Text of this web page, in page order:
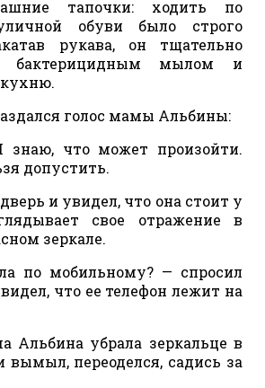
тапочки: ходить по
обуви было строго
рукава, он тщательно
мылом и
голос мамы Альбины:
знаю, что может произойти.
допустить.
и увидел, что она стоит у
свое отражение в
зеркале.
по мобильному? — спросил
что ее телефон лежит на
Альбина убрала зеркальце в
вымыл, переоделся, садись за